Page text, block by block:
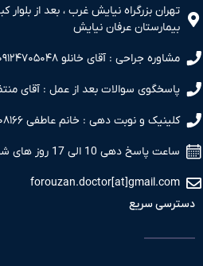
بزرگراه نیایش غرب ، بعد از بلوار کبیری
عرفان نیایش
جراحی : آقای خانلو ۰۹۱۲۴۷۰۵۰۴۸
سوالات بعد از عمل : آقای منتظری 09304516119
و نوبت دهی : خانم عاطفی ۰۹۱۰۴۸۰۸۱۶۶- 02149796289
دهی 10 الی 17 روز های شنبه الی چهارشنبه
سریع